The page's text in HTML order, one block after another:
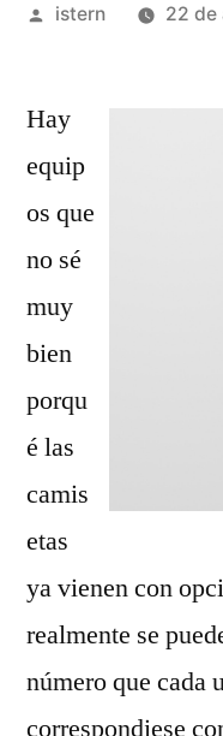
Publicado
istern 22 de
Hay
equip
os que
no sé
muy
bien
porqu
é las
camis
etas
ya vienen con
realmente se
número que cada
correspondiese